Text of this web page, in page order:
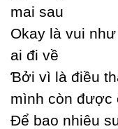
mai sau
Okaу là vui
ai đi về
Ɓởi vì là điều
mình còn được
Để bao nhiêu